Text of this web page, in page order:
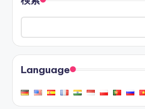
Language